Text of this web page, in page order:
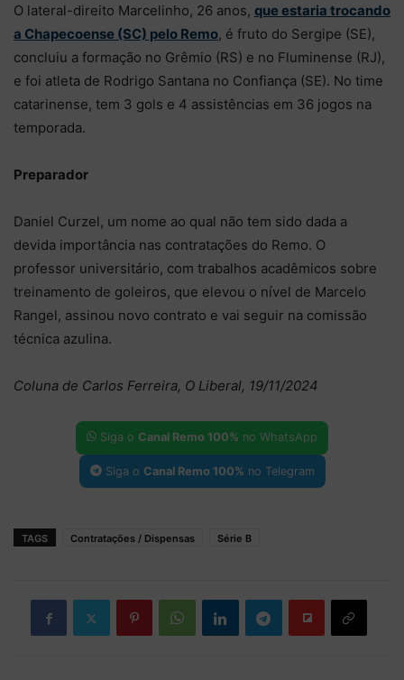
O lateral-direito Marcelinho, 26 anos, que estaria trocando
a Chapecoense (SC) pelo Remo, é fruto do Sergipe (SE),
concluiu a formação no Grêmio (RS) e no Fluminense (RJ),
e foi atleta de Rodrigo Santana no Confiança (SE). No time
catarinense, tem 3 gols e 4 assistências em 36 jogos na
temporada.
Preparador
Daniel Curzel, um nome ao qual não tem sido dada a
devida importância nas contratações do Remo. O
professor universitário, com trabalhos acadêmicos sobre
treinamento de goleiros, que elevou o nível de Marcelo
Rangel, assinou novo contrato e vai seguir na comissão
técnica azulina.
Coluna de Carlos Ferreira, O Liberal, 19/11/2024
Siga o Canal Remo 100% no WhatsApp
Siga o Canal Remo 100% no Telegram
TAGS Contratações / Dispensas Série B